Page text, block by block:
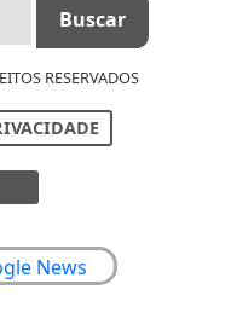
RESERVADOS